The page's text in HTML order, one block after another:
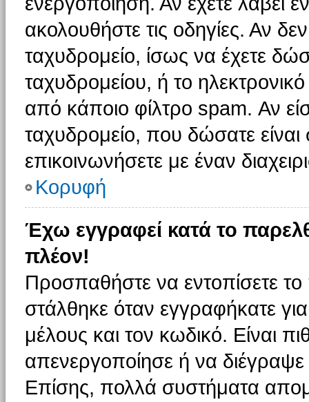
ακολουθήστε τις οδηγίες. Αν
ταχυδρομείο, ίσως να έχετε
ταχυδρομείου, ή το
από κάποιο φίλτρο spam. Αν
ταχυδρομείο, που δώσατε
επικοινωνήσετε με έναν
Κορυφή
Έχω εγγραφεί κατά το
πλέον!
Προσπαθήστε να εντοπίσετε
στάλθηκε όταν εγγραφήκατε
μέλους και τον κωδικό. Είναι
απενεργοποίησε ή να
Επίσης, πολλά συστήματα